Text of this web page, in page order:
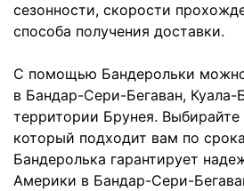
сезонности, скорости
способа получения доставки.
С помощью Бандерольки
в Бандар-Сери-Бегаван, Куала-
территории Брунея.
который подходит вам по
Бандеролька гарантирует
Америки в Бандар-Сери-